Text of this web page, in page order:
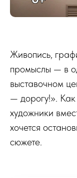
Живопись,
промыслы — в
выставочном
— дорогу!».
художники
хочется
сюжете.